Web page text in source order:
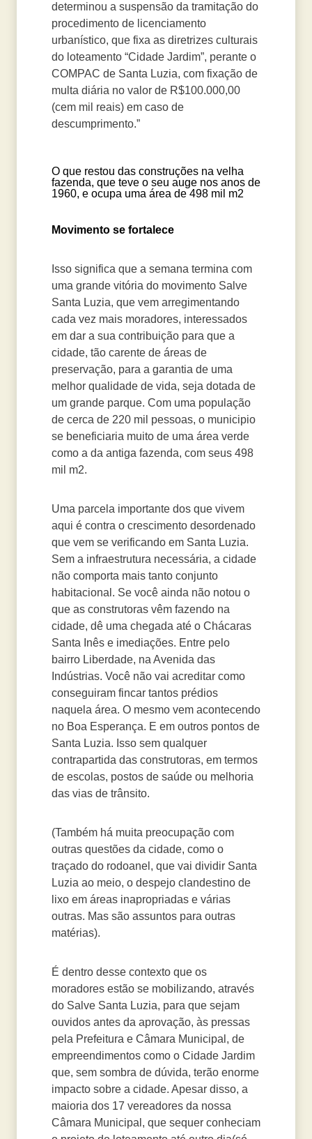
determinou a suspensão da tramitação do
procedimento de licenciamento
urbanístico, que fixa as diretrizes culturais
do loteamento “Cidade Jardim”, perante o
COMPAC de Santa Luzia, com fixação de
multa diária no valor de R$100.000,00
(cem mil reais) em caso de
descumprimento.”
O que restou das construções na velha
fazenda, que teve o seu auge nos anos de
1960, e ocupa uma área de 498 mil m2
Movimento se fortalece
Isso significa que a semana termina com
uma grande vitória do movimento Salve
Santa Luzia, que vem arregimentando
cada vez mais moradores, interessados
em dar a sua contribuição para que a
cidade, tão carente de áreas de
preservação, para a garantia de uma
melhor qualidade de vida, seja dotada de
um grande parque. Com uma população
de cerca de 220 mil pessoas, o municipio
se beneficiaria muito de uma área verde
como a da antiga fazenda, com seus 498
mil m2.
Uma parcela importante dos que vivem
aqui é contra o crescimento desordenado
que vem se verificando em Santa Luzia.
Sem a infraestrutura necessária, a cidade
não comporta mais tanto conjunto
habitacional. Se você ainda não notou o
que as construtoras vêm fazendo na
cidade, dê uma chegada até o Chácaras
Santa Inês e imediações. Entre pelo
bairro Liberdade, na Avenida das
Indústrias. Você não vai acreditar como
conseguiram fincar tantos prédios
naquela área. O mesmo vem acontecendo
no Boa Esperança. E em outros pontos de
Santa Luzia. Isso sem qualquer
contrapartida das construtoras, em termos
de escolas, postos de saúde ou melhoria
das vias de trânsito.
(Também há muita preocupação com
outras questões da cidade, como o
traçado do rodoanel, que vai dividir Santa
Luzia ao meio, o despejo clandestino de
lixo em áreas inapropriadas e várias
outras. Mas são assuntos para outras
matérias).
É dentro desse contexto que os
moradores estão se mobilizando, através
do Salve Santa Luzia, para que sejam
ouvidos antes da aprovação, às pressas
pela Prefeitura e Câmara Municipal, de
empreendimentos como o Cidade Jardim
que, sem sombra de dúvida, terão enorme
impacto sobre a cidade. Apesar disso, a
maioria dos 17 vereadores da nossa
Câmara Municipal, que sequer conheciam